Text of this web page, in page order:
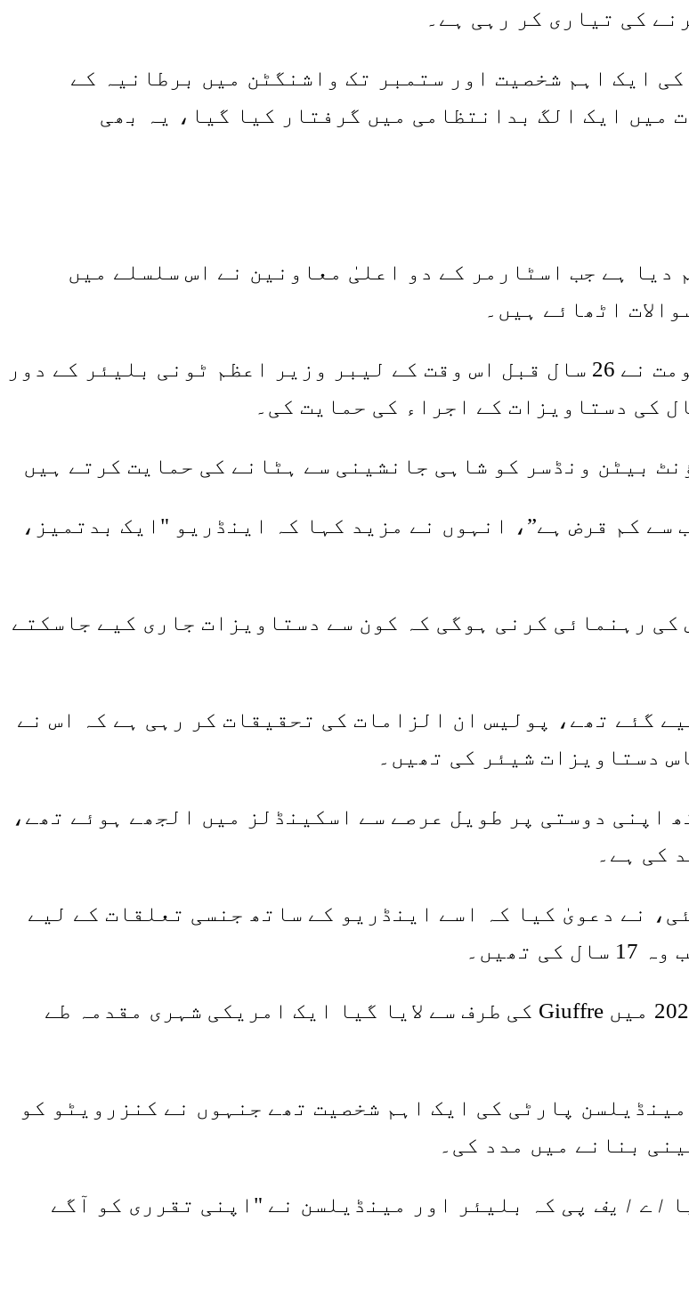
کی تیاری کر رہی ہے۔
ایک اہم شخصیت اور ستمبر تک واشنگٹن میں برطانیہ کے
میں ایک الگ بدانتظامی میں گرفتار کیا گیا، یہ بھی
ہے جب اسٹارمر کے دو اعلیٰ معاونین نے اس سلسلے میں
اٹھائے ہیں۔
وزیر کرس برائنٹ نے پارلیمنٹ کو بتایا کہ حکومت نے 26 سال قبل اس وقت کے لیبر وزیر اعظم ٹونی بلیئر کے دور
کی دستاویزات کے اجراء کی حمایت کی۔
بیٹن ونڈسر کو شاہی جانشینی سے ہٹانے کی حمایت کرتے ہیں
کم قرض ہے”، انہوں نے مزید کہا کہ اینڈریو "ایک بدتمیز،
رہنمائی کرنی ہوگی کہ کون سے دستاویزات جاری کیے جاسکتے
گئے تھے، پولیس ان الزامات کی تحقیقات کر رہی ہے کہ اس نے
دستاویزات شیئر کی تھیں۔
اپنی دوستی پر طویل عرصے سے اسکینڈلز میں الجھے ہوئے تھے،
کی ہے۔
نے دعویٰ کیا کہ اسے اینڈریو کے ساتھ جنسی تعلقات کے لیے
اینڈریو نے ذمہ داری کو تسلیم نہ کرتے ہوئے 2022 میں Giuffre کی طرف سے لایا گیا ایک امریکی شہری مقدمہ طے
پارٹی کی ایک اہم شخصیت تھے جنہوں نے کنزرویٹو کو
بنانے میں مدد کی۔
اے ایف پی کہ بلیئر اور مینڈیلسن نے "اپنی تقرری کو آگے